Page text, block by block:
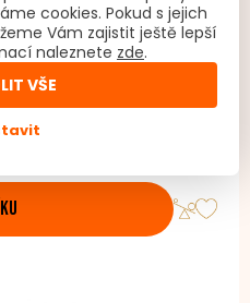
cookies. Pokud s jejich
Vám zajistit ještě lepší
naleznete zde.
VŠE